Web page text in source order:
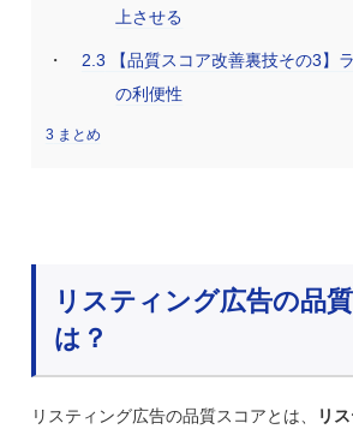
上させる
2.3 【品質スコア改善裏技その3】
の利便性
3 まとめ
リスティング広告の品
は？
リスティング広告の品質スコアとは、
リ